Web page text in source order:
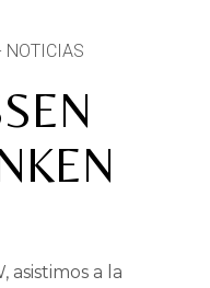
NOTICIAS
asistimos a la